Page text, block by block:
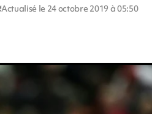
Actualisé le 24 octobre 2019 à 05:50